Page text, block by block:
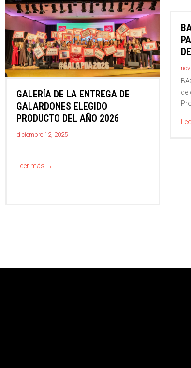
GALERÍA DE LA ENTREGA DE
GALARDONES ELEGIDO
PRODUCTO DEL AÑO 2026
diciembre 12, 2025
Leer más →
de